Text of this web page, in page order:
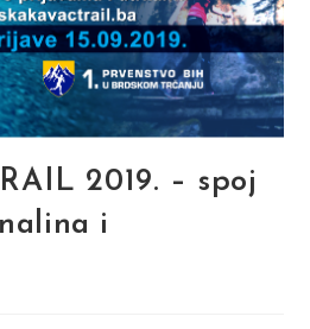
2019. – spoj
i